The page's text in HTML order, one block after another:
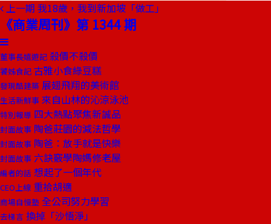
上一期 我18歲，我到新加坡「做工」
《商業周刊》第 1344 期
董事長嬉遊記 殺價不殺價
饕姊食記 古雅小食綠豆糕
發現酷建築 展翅飛翔的美術館
生活新鮮事 來自山林的沁涼泳池
特別報導 四大熱點聚焦新誠品
封面故事 陶爸莊園的減法哲學
封面故事 陶爸：放手就是快樂
封面故事 六訣竅學陶媽修老屋
編者的話 想起了一個年代
CEO上線 重拾胡適
商場自慢塾 全公司努力學習
去梯言 換掉「沙悟淨」